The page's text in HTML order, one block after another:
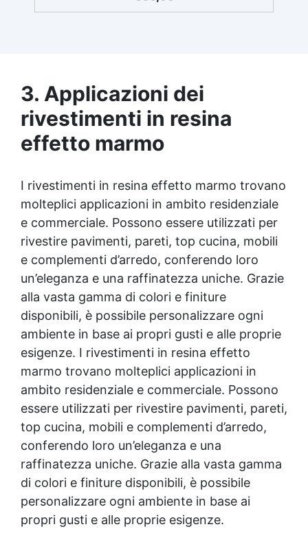
3. Applicazioni dei
rivestimenti in resina
effetto marmo
I rivestimenti in resina effetto marmo trovano
molteplici applicazioni in ambito residenziale
e commerciale. Possono essere utilizzati per
rivestire pavimenti, pareti, top cucina, mobili
e complementi d’arredo, conferendo loro
un’eleganza e una raffinatezza uniche. Grazie
alla vasta gamma di colori e finiture
disponibili, è possibile personalizzare ogni
ambiente in base ai propri gusti e alle proprie
esigenze. I rivestimenti in resina effetto
marmo trovano molteplici applicazioni in
ambito residenziale e commerciale. Possono
essere utilizzati per rivestire pavimenti, pareti,
top cucina, mobili e complementi d’arredo,
conferendo loro un’eleganza e una
raffinatezza uniche. Grazie alla vasta gamma
di colori e finiture disponibili, è possibile
personalizzare ogni ambiente in base ai
propri gusti e alle proprie esigenze.